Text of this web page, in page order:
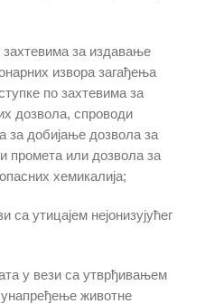
за издавање
извора загађења
по захтевима за
дозвола, спроводи
за добијање дозвола за
промета или дозвола за
хемикалија;
утицајем нејонизујућег
у вези са утврђивањем
животне